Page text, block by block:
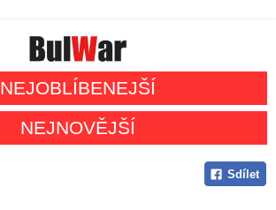
NEJOBLÍBENEJŠÍ
NEJNOVĚJŠÍ
Sdílet